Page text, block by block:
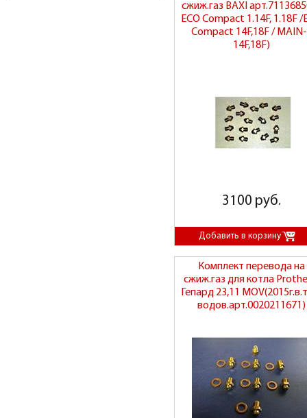
сжиж.газ BAXI
ECO Compact 1.14F, 1.18F /
Compact 14F,18F /
14F,18F)
3100 руб.
Комплект перевода на
сжиж.газ для котла
Гепард 23,11
водов.арт.0020211671)